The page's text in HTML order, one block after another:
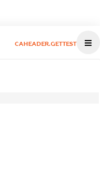
CAHEADER.GETTEST